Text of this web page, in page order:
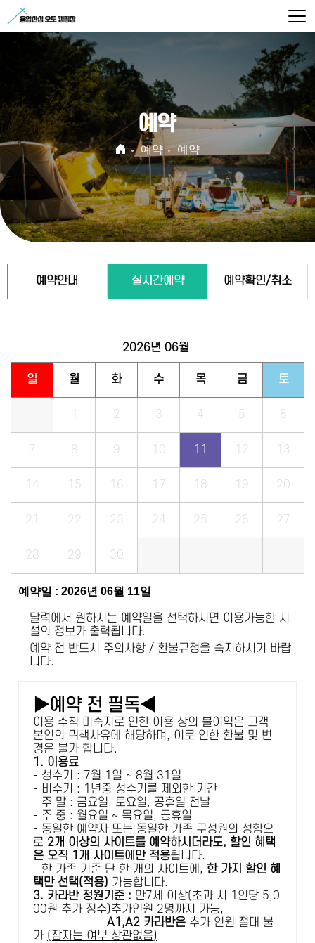
예약
예약 예약
예약안내 실시간예약 예약확인/취소
2026년 06월
일 월 화 수 목 금 토
1 2 3 4 5 6
7 8 9 10 11 12 13
14 15 16 17 18 19 20
21 22 23 24 25 26 27
28 29 30
예약일 : 2026년 06월 11일
달력에서 원하시는 예약일을 선택하시면 이용가능한 시
설의 정보가 출력됩니다.
예약 전 반드시 주의사항 / 환불규정을 숙지하시기 바랍
니다.
▶예약 전 필독◀
이용 수칙 미숙지로 인한 이용 상의 불이익은 고객
본인의 귀책사유에 해당하며, 이로 인한 환불 및 변
경은 불가 합니다.
1. 이용료
- 성수기 : 7월 1일 ~ 8월 31일
- 비수기 : 1년중 성수기를 제외한 기간
- 주 말 : 금요일, 토요일, 공휴일 전날
- 주 중 : 월요일 ~ 목요일, 공휴일
- 동일한 예약자 또는 동일한 가족 구성원의 성함으
로 2개 이상의 사이트를 예약하시더라도, 할인 혜택
은 오직 1개 사이트에만 적용됩니다.
- 한 가족 기준 단 한 개의 사이트에, 한 가지 할인 혜
택만 선택(적용) 가능합니다.
3. 카라반 정원기준 : 만7세 이상(초과 시 1인당 5,0
00원 추가 징수)추가인원 2명까지 가능,
A1,A2 카라반은 추가 인원 절대 불
가 (잠자는 여부 상관없음)